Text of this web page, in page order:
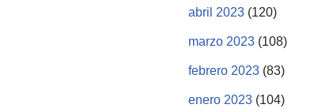
abril 2023 (120)
marzo 2023 (108)
febrero 2023 (83)
enero 2023 (104)